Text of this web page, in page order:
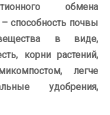
обмена
– способность почвы
в
виде,
корни растений,
легче
удобрения,